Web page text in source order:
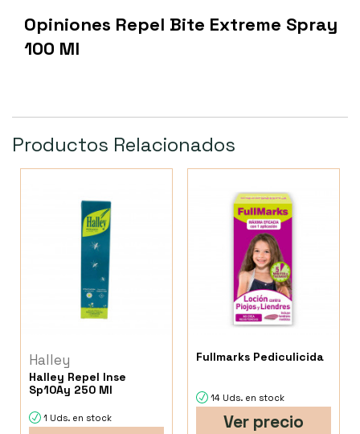
Opiniones Repel Bite Extreme Spray
100 Ml
Productos Relacionados
Halley
Halley Repel Inse
Sp10Ay 250 Ml
1 Uds. en stock
Fullmarks Pediculicida
14 Uds. en stock
Ver precio